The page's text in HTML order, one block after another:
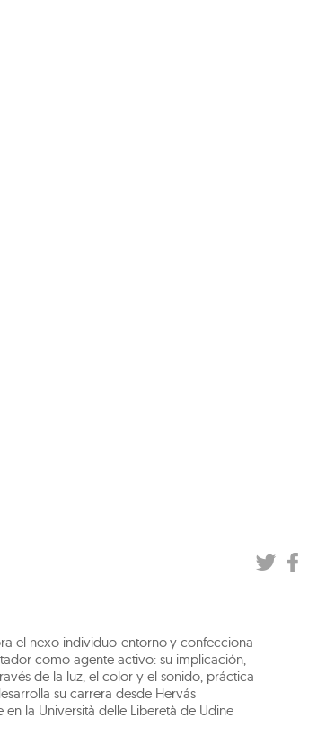
el nexo individuo-entorno y confecciona
como agente activo: su implicación,
de la luz, el color y el sonido, práctica
su carrera desde Hervás
la Università delle Liberetà de Udine